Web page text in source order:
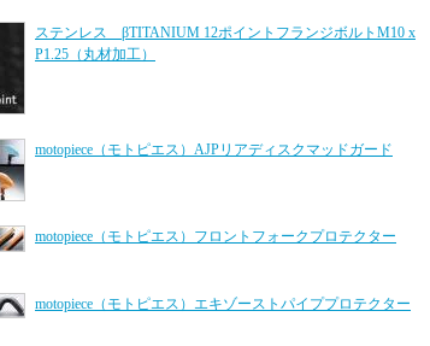
ステンレス βTITANIUM 12ポイントフランジボルトM10 x
P1.25（丸材加工）
motopiece（モトピエス）AJPリアディスクマッドガード
motopiece（モトピエス）フロントフォークプロテクター
motopiece（モトピエス）エキゾーストパイププロテクター